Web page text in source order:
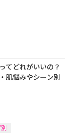
てどれがいいの？
肌悩みやシーン別